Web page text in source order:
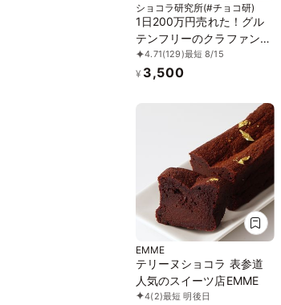
ショコラ研究所(#チョコ研)
1日200万円売れた！グル
テンフリーのクラファン達
成率1339％の濃厚ガトー
ショコラ誕生日プレゼント
4.71(129)最短 8/15
¥ 3,500
EMME
テリーヌショコラ 表参道
人気のスイーツ店EMME
4(2)最短 明後日